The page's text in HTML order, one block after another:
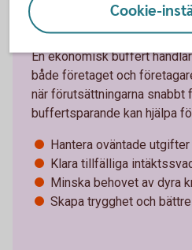
Därför är en
En ekonomisk buffert
både företaget och
när förutsättningarna snabbt
buffertsparande kan hjälpa
Hantera oväntade utgifter
Klara tillfälliga
Minska behovet av dyra
Skapa trygghet och
Cookie-